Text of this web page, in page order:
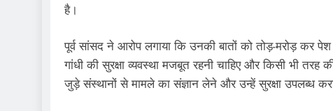
है।
पूर्व सांसद ने आरोप लगाया कि उनकी बातों को तोड़-मरोड़ कर
गांधी की सुरक्षा व्यवस्था मजबूत रहनी चाहिए और किसी भी
जुड़े संस्थानों से मामले का संज्ञान लेने और उन्हें सुरक्षा उपलब्ध